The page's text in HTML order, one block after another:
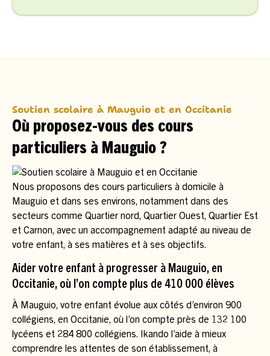
Soutien scolaire à Mauguio et en Occitanie
Où proposez-vous des cours
particuliers à Mauguio ?
Nous proposons des cours particuliers à domicile à
Mauguio et dans ses environs, notamment dans des
secteurs comme Quartier nord, Quartier Ouest, Quartier Est
et Carnon, avec un accompagnement adapté au niveau de
votre enfant, à ses matières et à ses objectifs.
Aider votre enfant à progresser à Mauguio, en
Occitanie, où l’on compte plus de 410 000 élèves
À Mauguio, votre enfant évolue aux côtés d’environ 900
collégiens, en Occitanie, où l’on compte près de 132 100
lycéens et 284 800 collégiens. Ikando l’aide à mieux
comprendre les attentes de son établissement, à